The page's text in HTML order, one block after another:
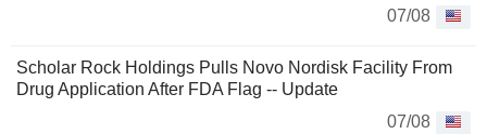
07/08
Scholar Rock Holdings Pulls Novo Nordisk Facility From
Drug Application After FDA Flag -- Update
07/08